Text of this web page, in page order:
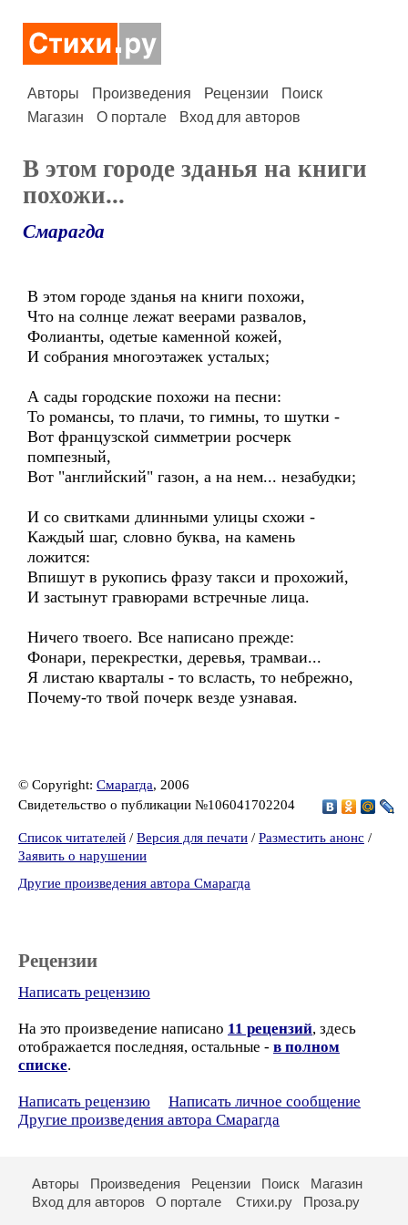
Авторы Произведения Рецензии
Поиск
Магазин
О портале Вход для авторов
В этом городе зданья на книги
похожи...
Смарагда
В этом городе зданья на книги похожи,
Что на солнце лежат веерами развалов,
Фолианты, одетые каменной кожей,
И собрания многоэтажек усталых;
А сады городские похожи на песни:
То романсы, то плачи, то гимны, то шутки -
Вот французской симметрии росчерк
помпезный,
Вот "английский" газон, а на нем... незабудки;
И со свитками длинными улицы схожи -
Каждый шаг, словно буква, на камень
ложится:
Впишут в рукопись фразу такси и прохожий,
И застынут гравюрами встречные лица.
Ничего твоего. Все написано прежде:
Фонари, перекрестки, деревья, трамваи...
Я листаю кварталы - то всласть, то небрежно,
Почему-то твой почерк везде узнавая.
© Copyright: Смарагда, 2006
Свидетельство о публикации №106041702204
Список читателей / Версия для печати / Разместить анонс /
Заявить о нарушении
Другие произведения автора Смарагда
Рецензии
Написать рецензию
На это произведение написано 11 рецензий, здесь
отображается последняя, остальные - в полном
списке.
Написать рецензию
Написать личное сообщение
Другие произведения автора Смарагда
Авторы Произведения Рецензии Поиск
Магазин
Вход для авторов
О портале Стихи.ру Проза.ру